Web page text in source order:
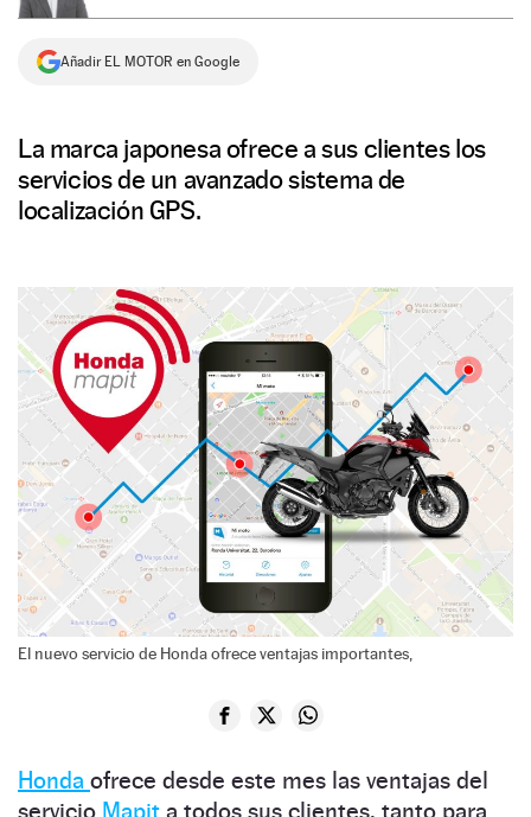
Añadir EL MOTOR en Google
La marca japonesa ofrece a sus clientes los
servicios de un avanzado sistema de
localización GPS.
El nuevo servicio de Honda ofrece ventajas importantes,
Honda ofrece desde este mes las ventajas del
servicio Mapit a todos sus clientes, tanto para